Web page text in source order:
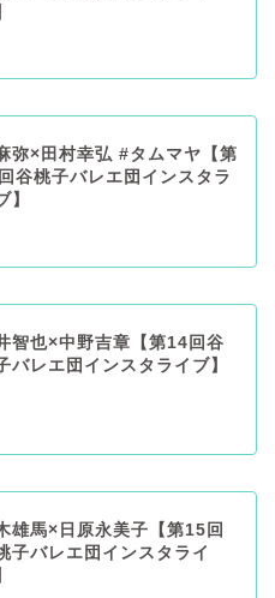
弥×田村幸弘 #タムマヤ【第
谷桃子バレエ団インスタラ
】
智也×中野吉章【第14回谷
バレエ団インスタライブ】
雄馬×日原永美子【第15回
子バレエ団インスタライ